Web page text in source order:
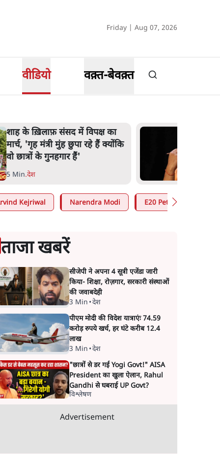
Friday | Aug 07, 2026
वीडियो वक़्त-बेवक़्त
शाह के ख़िलाफ़ संसद में विपक्ष का
मार्च, 'गृह मंत्री मुंह छुपा रहे हैं क्योंकि
वो छात्रों के गुनहगार हैं'
5 Min.देश
Kejriwal Narendra Modi E20 Petrol Controversy
ताजा खबरें
सीजेपी ने अपना 4 सूत्री एजेंडा जारी
किया- शिक्षा, रोज़गार, सरकारी संस्थाओं
की जवाबदेही
3 Min •देश
पीएम मोदी की विदेश यात्राएंः 74.59
करोड़ रुपये खर्च, हर घंटे करीब 12.4
लाख
3 Min •देश
"छात्रों से डर गई Yogi Govt!" AISA
President का खुला ऐलान, Rahul
Gandhi से घबराई UP Govt?
विश्लेषण
Advertisement